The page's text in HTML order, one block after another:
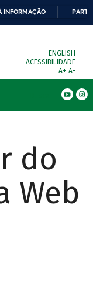
INFORMAÇÃO
ENGLISH
ACESSIBILIDADE
A+ A-
do
Web